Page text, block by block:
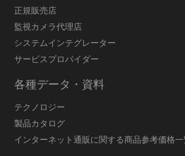
正規販売店
監視カメラ代理店
システムインテグレーター
サービスプロバイダー
各種データ・資料
テクノロジー
製品カタログ
インターネット通販に関する商品参考価格一